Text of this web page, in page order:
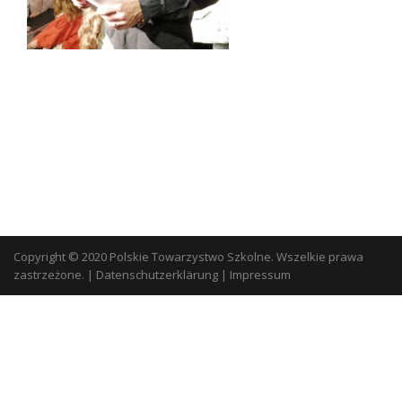
Copyright © 2020 Polskie Towarzystwo Szkolne. Wszelkie prawa
zastrzeżone. | Datenschutzerklärung | Impressum